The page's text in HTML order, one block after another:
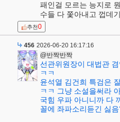
패인걸 모르는 능지로
수들 다 쫓아내고 껍데
추천0
456 2026-06-20 16:17:16
@반짝반짝
선관위원장이 대법관
ㅋㅋ
윤석열 김건희 특검은
ㅋㅋ 그냥 소설을써라
국힘 우파 아니니까 다
꼴에 좌파소리듣긴 싫